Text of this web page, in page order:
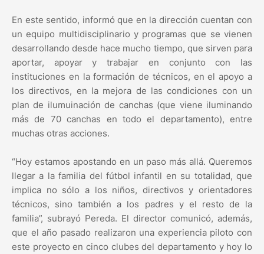
En este sentido, informó que en la dirección cuentan con
un equipo multidisciplinario y programas que se vienen
desarrollando desde hace mucho tiempo, que sirven para
aportar, apoyar y trabajar en conjunto con las
instituciones en la formación de técnicos, en el apoyo a
los directivos, en la mejora de las condiciones con un
plan de ilumuinación de canchas (que viene iluminando
más de 70 canchas en todo el departamento), entre
muchas otras acciones.
“Hoy estamos apostando en un paso más allá. Queremos
llegar a la familia del fútbol infantil en su totalidad, que
implica no sólo a los niños, directivos y orientadores
técnicos, sino también a los padres y el resto de la
familia”, subrayó Pereda. El director comunicó, además,
que el año pasado realizaron una experiencia piloto con
este proyecto en cinco clubes del departamento y hoy lo